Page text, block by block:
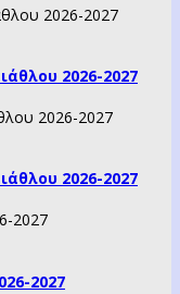
2026-2027
2026-2027
2027